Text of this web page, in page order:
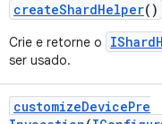
createShardHelper()
Crie e retorne o
ser usado.
customizeDevicePre